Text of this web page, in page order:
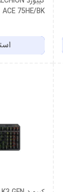
ACE 75HE/BK